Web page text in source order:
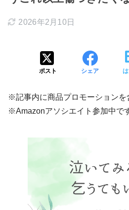
2026年2月10日
ポスト シェア
※記事内に商品プロモーションを
※Amazonアソシエイト参加中で